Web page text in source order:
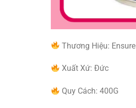
Thương Hiệu: Ensure
Xuất Xứ: Đức
Quy Cách: 400G